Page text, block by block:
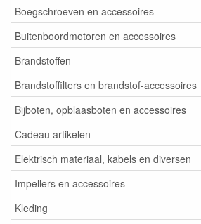
Boegschroeven en accessoires
Buitenboordmotoren en accessoires
Brandstoffen
Brandstoffilters en brandstof-accessoires
Bijboten, opblaasboten en accessoires
Cadeau artikelen
Elektrisch materiaal, kabels en diversen
Impellers en accessoires
Kleding